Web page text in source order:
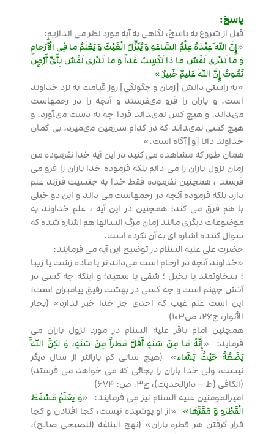
پاسخ:
قبل از شروع به پاسخ،‌ نگاهی به آیه مورد نظر می اندازیم:
«إِنَّ اللهَ عِنْدَهُ عِلْمُ السَّاعَهِ وَ یُنَزِّلُ الْغَیْثَ وَ یَعْلَمُ ما فِی الْأَرْحامِ
وَ ما تَدْری نَفْسٌ ما ذا تَکْسِبُ غَداً وَ ما تَدْری نَفْسٌ بِأَیِّ أَرْضٍ
تَمُوتُ إِنَّ اللهَ عَلیمٌ خَبیرٌ »
«به راستى دانش [زمان و چگونگى‏] روز قیامت به نزد خداوند
است. و باران را فرو مى‏فرستد و آنچه را در رحمهاست
مى‏داند. و هیچ کس نمى‏داند فردا چه به دست مى‏آورد. و
هیچ کسى نمى‏داند که در کدام سرزمین مى‏میرد، بى گمان
خداوند دانا [و] آگاه است.»
همان طور که مشاهده می کنید در این آیه خدا نفرموده من
زمان نزول باران را می دانم بلکه فرموده خدا باران را فرو می
فرستد ، همچنین نفرموده فقط خدا به جنسیت فرزند علم
دارد بلکه فرموده آنچه در رحمهاست می داند و این دو خیلی
با هم فرق می کند؛ همچنین در این آیه ، علم خداوند به
موضوعات دیگری مانند زمان مرگ انسانها هم اشاره شده که
سوال کننده اشاره ای به آن نکرده است.
حضرت علی علیه السلام در توضیح این آیه می فرمایند:
«خداوند آنچه در ارحام است می‌داند نر یا ماده زشت یا زیبا
؛ سخاوتمند یا بخیل ؛ شقی یا سعید؛ و اینکه چه کسی در
آتش جهنم است و چه کسی در بهشت رفیق پیامبران است؛
این است علم غیب که احدی جز خدا خبر ندارد» (بحار
الأنوار، ج۲۶، ص۱۰۳)
همچنین امام باقر علیه السلام در مورد نزول باران می
فرماید: «إِنَّهُ مَا مِنْ سَنَهٍ أَقَلَّ مَطَراً مِنْ سَنَهٍ، وَ لکِنَّ اللَّهَ
یَضَعُهُ حَیْثُ یَشَاء» (هیچ سالى کم باران‏تر از سال دیگر
نیست، ولى خدا باران را بجائى که می خواهد می فرستد)
(الکافی (ط – دارالحدیث)، ج‏۳، ص: ۶۷۴)
امیرالمومنین علیه السلام نیز می فرمایند: «وَ یَعْلَمُ مَسْقَطَ
الْقَطْرَهِ وَ مَقَرَّهَا» «از او پوشیده نیست، کجا افتادن و کجا
قرار گرفتن هر قطره باران» (نهج البلاغه (للصبحی صالح)،